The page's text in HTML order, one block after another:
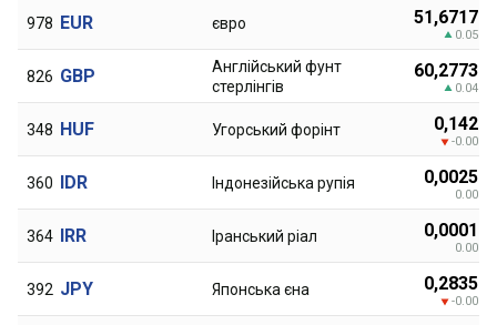
978 EUR євро 51,6717
0.05
826 GBP
Англійський фунт
стерлінгів
60,2773
0.04
348 HUF Угорський форінт 0,142
-0.00
360 IDR Індонезійська рупія 0,0025
0.00
364 IRR Іранський ріал 0,0001
0.00
392 JPY Японська єна 0,2835
-0.00